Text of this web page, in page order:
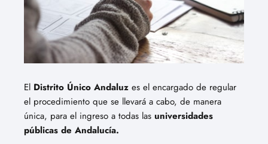
El Distrito Único Andaluz es el encargado de regular
el procedimiento que se llevará a cabo, de manera
única, para el ingreso a todas las universidades
públicas de Andalucía.